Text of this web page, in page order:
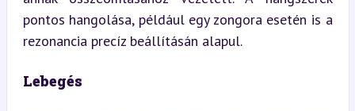
pontos hangolása, például egy zongora esetén is a
rezonancia precíz beállításán alapul.
Lebegés